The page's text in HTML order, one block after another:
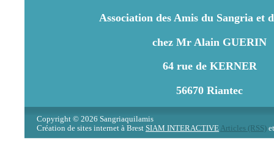
Association des Amis du Sangria et
chez Mr Alain GUERIN
64 rue de KERNER
56670 Riantec
Copyright © 2026 Sangriaquilamis
Création de sites internet à Brest SIAM INTERACTIVE Articles (RSS)